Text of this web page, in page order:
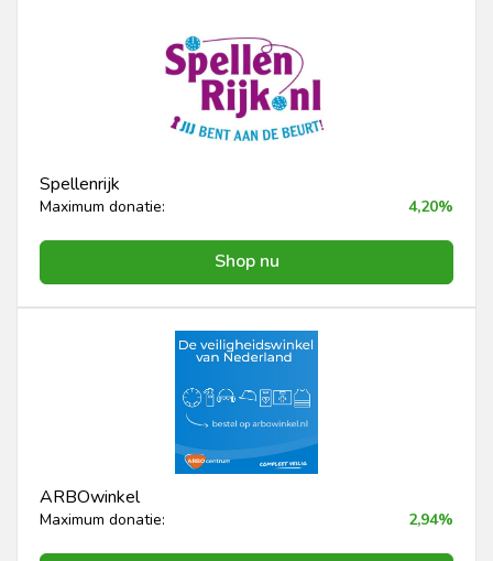
Spellenrijk
Maximum donatie: 4,20%
Shop nu
ARBOwinkel
Maximum donatie: 2,94%